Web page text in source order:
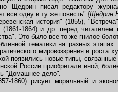
Щедрин писал редактору
все одну и ту же повесть" {Щедрин
история" (1855),
1864) и др. перед читателем
Это было все то же гнилое
тематики на разных этапах
мировоззрения и роста
появились новые типы,
России приобретали иной,
"Домашнее дело".
рисует моральный и